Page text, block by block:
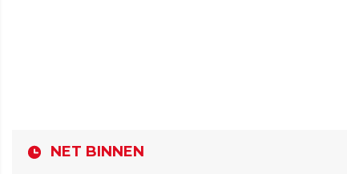
NET BINNEN